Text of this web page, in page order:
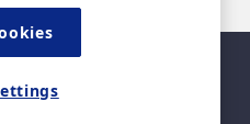
Política de seguridad de la